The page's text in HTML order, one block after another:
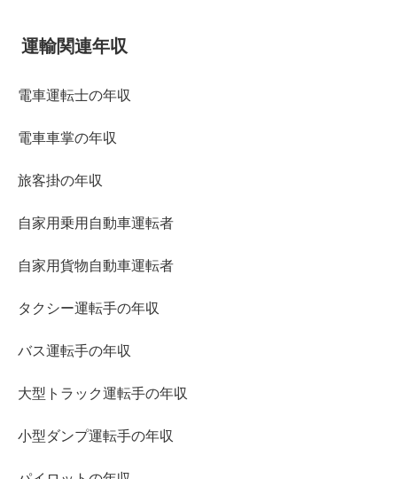
運輸関連年収
電車運転士の年収
電車車掌の年収
旅客掛の年収
自家用乗用自動車運転者
自家用貨物自動車運転者
タクシー運転手の年収
バス運転手の年収
大型トラック運転手の年収
小型ダンプ運転手の年収